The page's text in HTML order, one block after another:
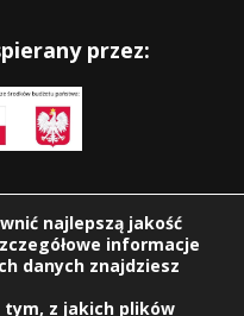
przez:
na:
najlepszą jakość
informacje
danych znajdziesz
tym, z jakich plików